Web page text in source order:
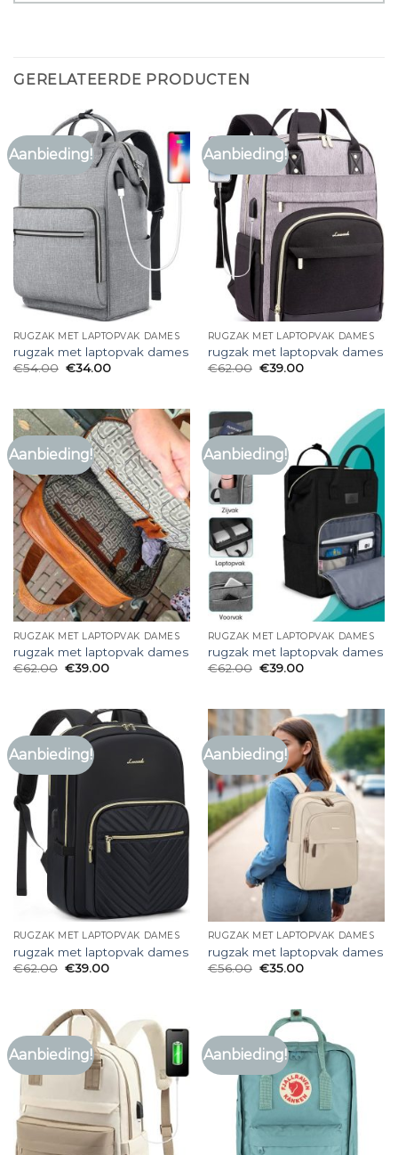
GERELATEERDE PRODUCTEN
Aanbieding!
RUGZAK MET LAPTOPVAK DAMES
rugzak met laptopvak dames
€54.00 €34.00
Aanbieding!
RUGZAK MET LAPTOPVAK DAMES
rugzak met laptopvak dames
€62.00 €39.00
Aanbieding!
RUGZAK MET LAPTOPVAK DAMES
rugzak met laptopvak dames
€62.00 €39.00
Aanbieding!
RUGZAK MET LAPTOPVAK DAMES
rugzak met laptopvak dames
€62.00 €39.00
Aanbieding!
RUGZAK MET LAPTOPVAK DAMES
rugzak met laptopvak dames
€62.00 €39.00
Aanbieding!
RUGZAK MET LAPTOPVAK DAMES
rugzak met laptopvak dames
€56.00 €35.00
Aanbieding! Aanbieding!